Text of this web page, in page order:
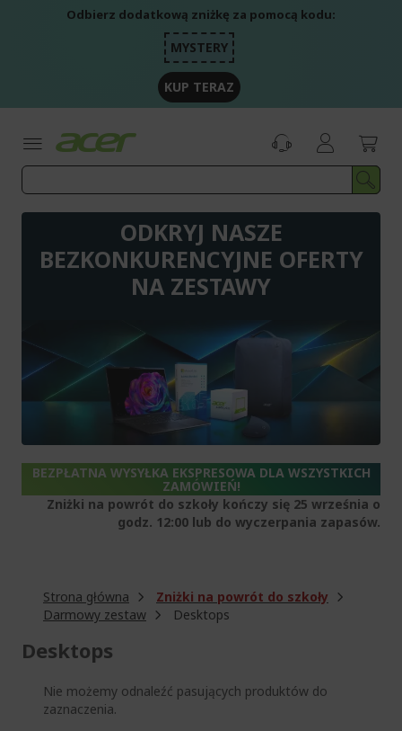
Odbierz dodatkową zniżkę za pomocą kodu:
MYSTERY
KUP TERAZ
ODKRYJ NASZE
BEZKONKURENCYJNE OFERTY
NA ZESTAWY
BEZPŁATNA WYSYŁKA EKSPRESOWA DLA WSZYSTKICH
ZAMÓWIEŃ!
Zniżki na powrót do szkoły kończy się 25 września o
godz. 12:00 lub do wyczerpania zapasów.
Strona główna
Zniżki na powrót do szkoły
Darmowy zestaw
Desktops
Desktops
Nie możemy odnaleźć pasujących produktów do
zaznaczenia.